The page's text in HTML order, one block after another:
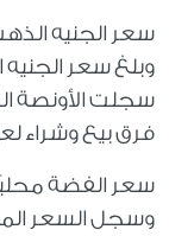
سعر الجنيه
فرق بيع وشراء لعيار 21 بلغ 30
سعر الفضة